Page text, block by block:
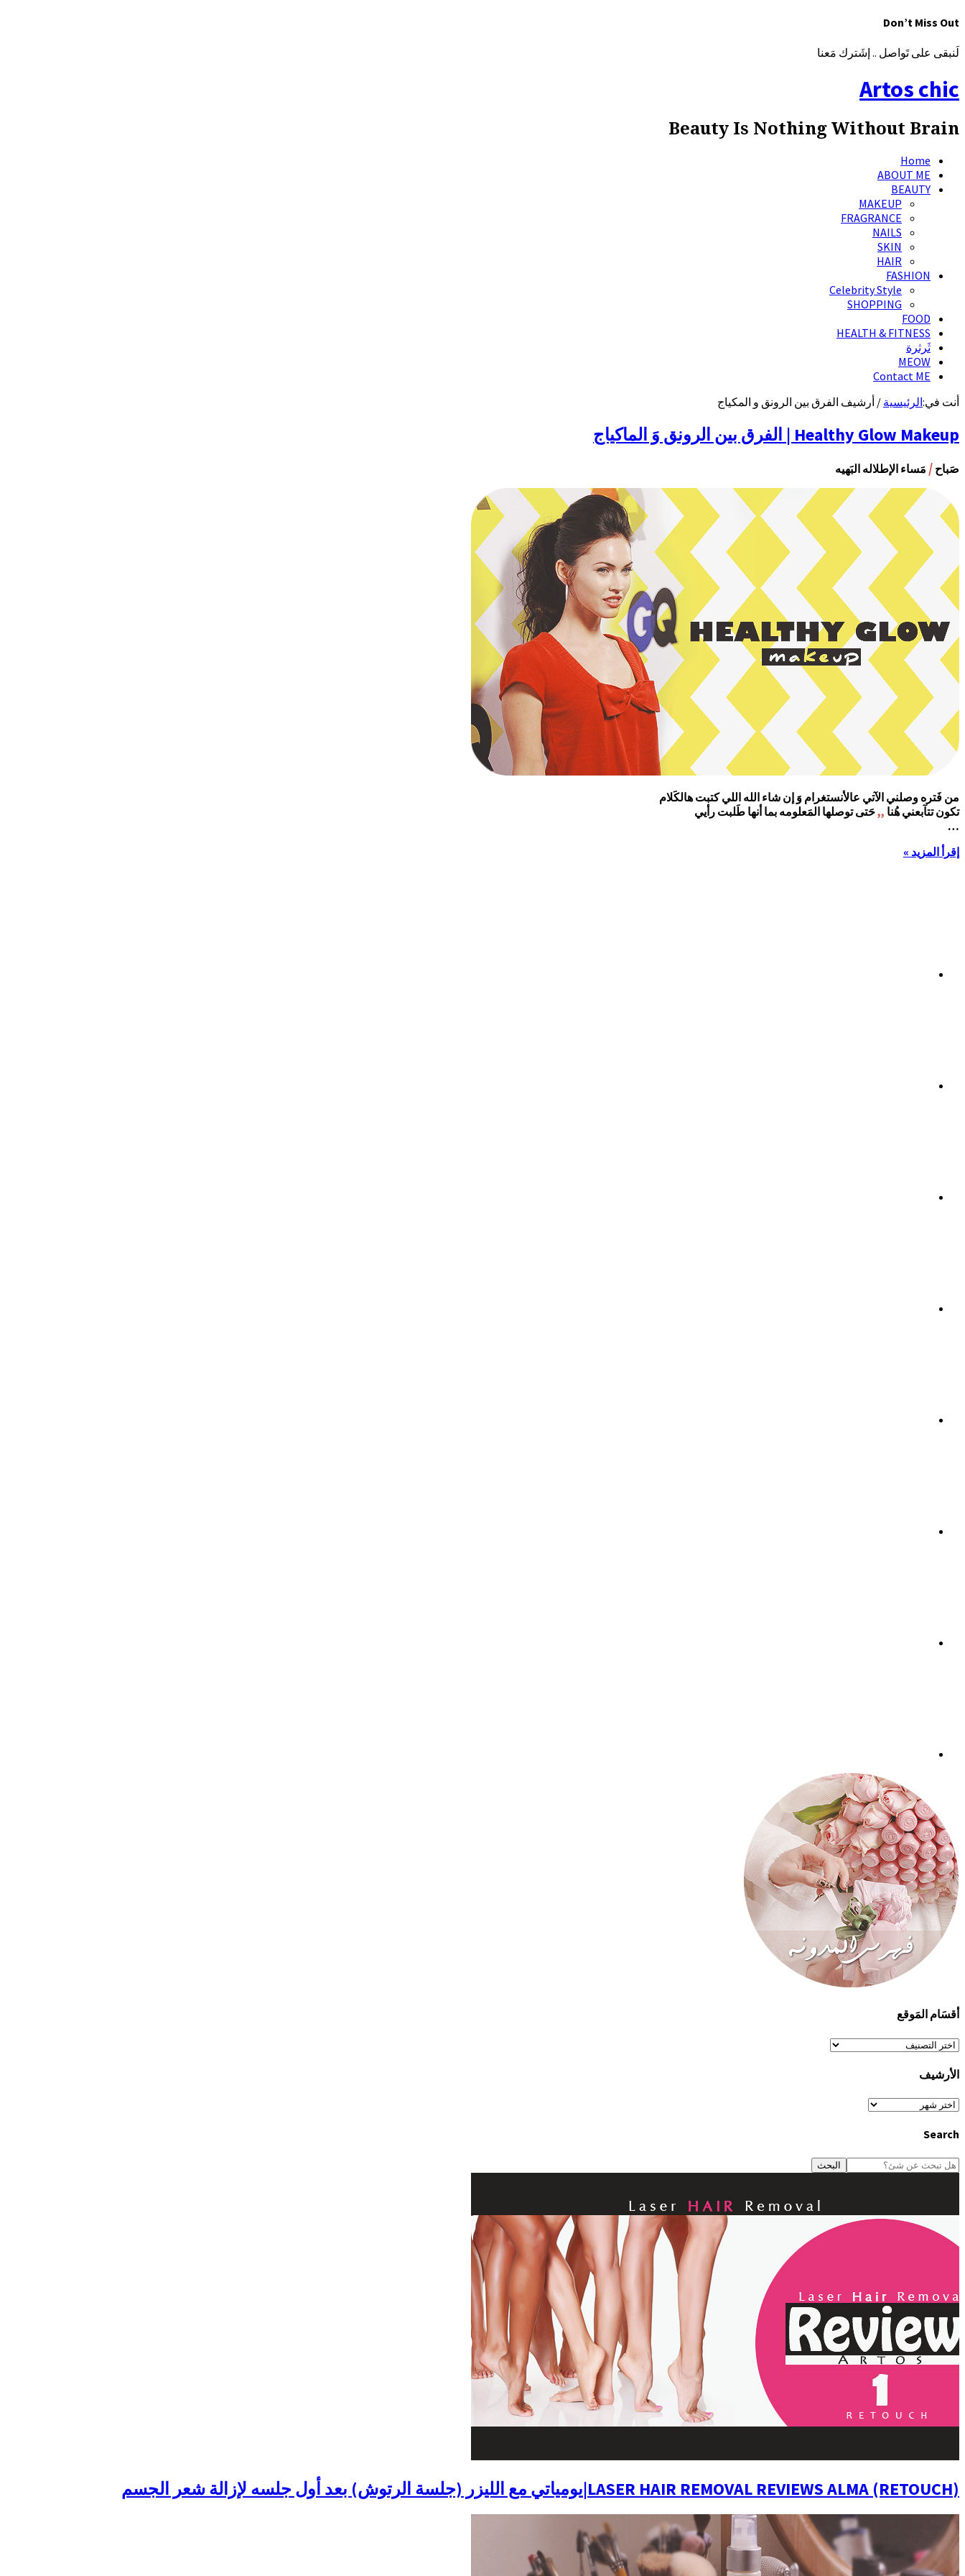
Don’t Miss Out
لَنبقى على تَواصل .. إشَترك مَعنا
Artos chic
Beauty Is Nothing Without Brain
Home
ABOUT ME
BEAUTY
MAKEUP
FRAGRANCE
NAILS
SKIN
HAIR
FASHION
Celebrity Style
SHOPPING
FOOD
HEALTH & FITNESS
ثَرثرة
MEOW
Contact ME
أنت في:الرئيسية / أرشيف الفرق بين الرونق و المكياج
Healthy Glow Makeup | الفرق بين الرونق وَ الماكياج
صَباح / مَساء الإطلاله البَهيه
من فَتره وصلني الآتي عالأنستغرام وَ إن شاء الله اللي كتبت هالكَلام
تكون تتآبعني هُنا ,,حَتى توصلها المَعلومه بما أنها طَلبت رأيي
…
إقرأ المزيد »
أقسَام المَوقع
أقسَام
الأرشيف
الأرشيف
Search
(LASER HAIR REMOVAL REVIEWS ALMA (RETOUCH|يومياتي مع الليزر (جلسة الرتوش) بعد أول جلسه لإزالة شعر الجسم